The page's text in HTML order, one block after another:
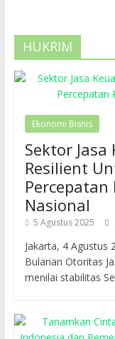
HUKRIM
Ekonomi Bisnis
Sektor Jasa
Resilient
Nasional
5 Agustus 2025
Jakarta, 4 Agustus
Bulanan Otoritas
menilai stabilitas